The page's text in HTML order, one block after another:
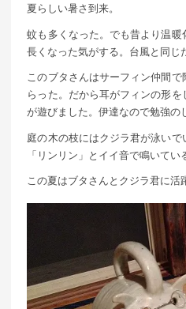
夏らしい暑さ到来。
蚊も多くなった。でも昔より温
長くなった気がする。台風と同じ
このブタさんはサーフィン仲間
らった。だから耳がフィンの形
が遊びました。伊達なので勉強の
庭の木の枝にはクジラ君が泳い
「リンリン」とイイ音で鳴いてい
この夏はブタさんとクジラ君に活